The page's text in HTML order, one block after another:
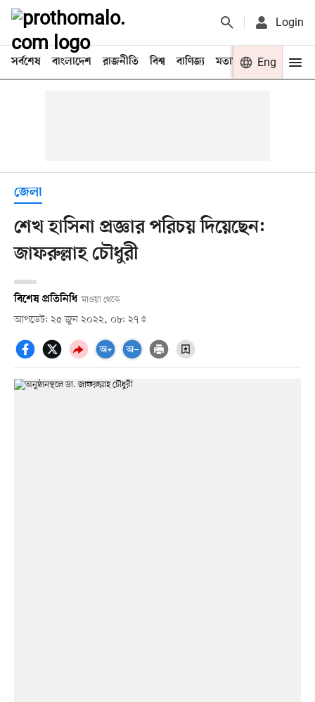
Login
সর্বশেষ বাংলাদেশ রাজনীতি বিশ্ব বাণিজ্য মতামত খেলা
Eng
জেলা
শেখ হাসিনা প্রজ্ঞার পরিচয় দিয়েছেন:
জাফরুল্লাহ চৌধুরী
বিশেষ প্রতিনিধি মাওয়া থেকে
আপডেট: ২৫ জুন ২০২২, ০৮: ২৭